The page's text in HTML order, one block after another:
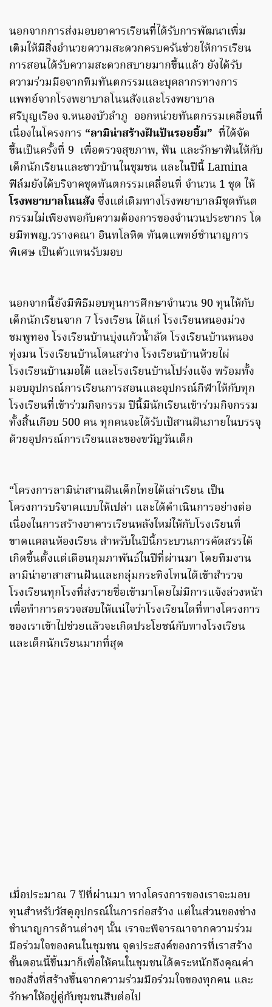
นอกจากการส่งมอบอาคารเรียนที่ได้รับการพัฒนาเพิ่ม
เติมให้มีสิ่งอำนวยความสะดวกครบครันช่วยให้การเรียน
การสอนได้รับความสะดวกสบายมากขึ้นแล้ว ยังได้รับ
ความร่วมมือจากทีมทันตกรรมและบุคลากรทางการ
แพทย์จากโรงพยาบาลโนนสังและโรงพยาบาล
ศรีบุญเรือง จ.หนองบัวลำภู ออกหน่วยทันตกรรมเคลื่อนที่
เนื่องในโครงการ “ลามิน่าสร้างฝันปันรอยยิ้ม” ที่ได้จัด
ขึ้นเป็นครั้งที่ 9 เพื่อตรวจสุขภาพ, ฟัน และรักษาฟันให้กับ
เด็กนักเรียนและชาวบ้านในชุมชน และในปีนี้ Lamina
ฟิล์มยังได้บริจาคชุดทันตกรรมเคลื่อนที่ จำนวน 1 ชุด ให้
โรงพยาบาลโนนสังซึ่งแต่เดิมทางโรงพยาบาลมีชุดทันต
กรรมไม่เพียงพอกับความต้องการของจำนวนประชากร โด
ยมีทพญ.วรางคณา อินทโลหิต ทันตแพทย์ชำนาญการ
พิเศษ เป็นตัวแทนรับมอบ
นอกจากนี้ยังมีพิธีมอบทุนการศึกษาจำนวน 90 ทุนให้กับ
เด็กนักเรียนจาก 7 โรงเรียน ได้แก่ โรงเรียนหนองม่วง
ชมพูทอง โรงเรียนบ้านบุ่งแก้วน้ำลัด โรงเรียนบ้านหนอง
ทุ่งมน โรงเรียนบ้านโดนสว่าง โรงเรียนบ้านห้วยไผ่
โรงเรียนบ้านมอใต้ และโรงเรียนบ้านโปร่งแจ้ง พร้อมทั้ง
มอบอุปกรณ์การเรียนการสอนและอุปกรณ์กีฬาให้กับทุก
โรงเรียนที่เข้าร่วมกิจกรรม ปีนี้มีนักเรียนเข้าร่วมกิจกรรม
ทั้งสิ้นเกือบ 500 คน ทุกคนจะได้รับเป้สานฝันภายในบรรจุ
ด้วยอุปกรณ์การเรียนและของขวัญวันเด็ก
“โครงการลามิน่าสานฝันเด็กไทยได้เล่าเรียน เป็น
โครงการบริจาคแบบให้เปล่า และได้ดำเนินการอย่างต่อ
เนื่องในการสร้างอาคารเรียนหลังใหม่ให้กับโรงเรียนที่
ขาดแคลนห้องเรียน สำหรับในปีนี้กระบวนการคัดสรรได้
เกิดขึ้นตั้งแต่เดือนกุมภาพันธ์ในปีที่ผ่านมา โดยทีมงาน
ลามิน่าอาสาสานฝันและกลุ่มกระทิงโทนได้เข้าสำรวจ
โรงเรียนทุกโรงที่ส่งรายชื่อเข้ามาโดยไม่มีการแจ้งล่วงหน้า
เพื่อทำการตรวจสอบให้แน่ใจว่าโรงเรียนใดที่ทางโครงการ
ของเราเข้าไปช่วยแล้วจะเกิดประโยชน์กับทางโรงเรียน
และเด็กนักเรียนมากที่สุด
เมื่อประมาณ 7 ปีที่ผ่านมา ทางโครงการของเราจะมอบ
ทุนสำหรับวัสดุอุปกรณ์ในการก่อสร้าง แต่ในส่วนของช่าง
ชำนาญการด้านต่างๆ นั้น เราจะพิจารณาจากความร่วม
มือร่วมใจของคนในชุมชน จุดประสงค์ของการที่เราสร้าง
ขั้นตอนนี้ขึ้นมาก็เพื่อให้คนในชุมชนได้ตระหนักถึงคุณค่า
ของสิ่งที่สร้างขึ้นจากความร่วมมือร่วมใจของทุกคน และ
รักษาให้อยู่คู่กับชุมชนสืบต่อไป